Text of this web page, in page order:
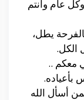
عام وأنتم
يطل،
الكل.
معكم ..
بأعياده.
أسأل الله